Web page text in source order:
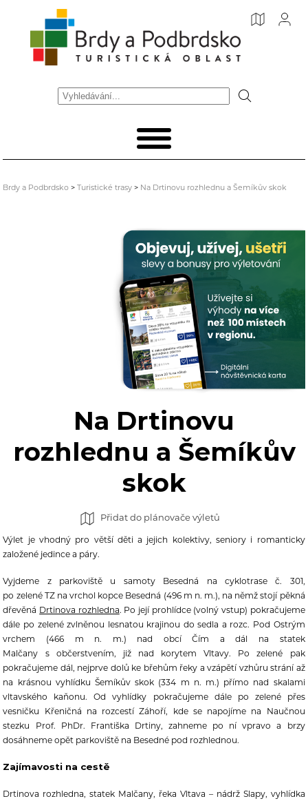
Brdy a Podbrdsko >Turistické trasy > Na Drtinovu rozhlednu a Šemíkův skok
Na Drtinovu
rozhlednu a Šemíkův
skok
Přidat do plánovače výletů
Výlet je vhodný pro větší děti a jejich kolektivy, seniory i romanticky
založené jedince a páry.
Vyjdeme z parkoviště u samoty Besedná na cyklotrase č. 301,
po zelené TZ na vrchol kopce Besedná (496 m n. m.), na němž stojí pěkná
dřevěná Drtinova rozhledna. Po její prohlídce (volný vstup) pokračujeme
dále po zelené zvlněnou lesnatou krajinou do sedla a rozc. Pod Ostrým
vrchem (466 m n. m.) nad obcí Čím a dál na statek
Malčany s občerstvením, již nad korytem Vltavy. Po zelené pak
pokračujeme dál, nejprve dolů ke břehům řeky a vzápětí vzhůru strání až
na krásnou vyhlídku Šemíkův skok (334 m n. m.) přímo nad skalami
vltavského kaňonu. Od vyhlídky pokračujeme dále po zelené přes
vesničku Křeničná na rozcestí Záhoří, kde se napojíme na Naučnou
stezku Prof. PhDr. Františka Drtiny, zahneme po ní vpravo a brzy
dosáhneme opět parkoviště na Besedné pod rozhlednou.
Zajímavosti na cestě
Drtinova rozhledna, statek Malčany, řeka Vltava – nádrž Slapy, vyhlídka